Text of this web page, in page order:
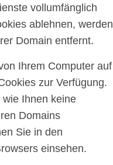
vollumfänglich
ablehnen, werden
Domain entfernt.
Ihrem Computer auf
zur Verfügung.
Ihnen keine
Domains
Sie in den
einsehen.